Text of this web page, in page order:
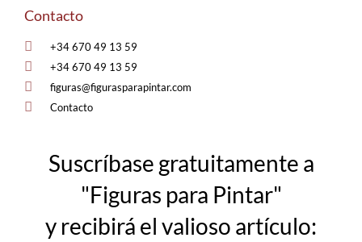
Contacto
+34 670 49 13 59
+34 670 49 13 59
figuras@figurasparapintar.com
Contacto
Suscríbase gratuitamente a
"Figuras para Pintar"
y recibirá el valioso artículo: